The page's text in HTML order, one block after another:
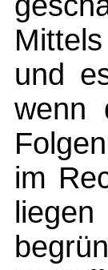
und
wenn
im